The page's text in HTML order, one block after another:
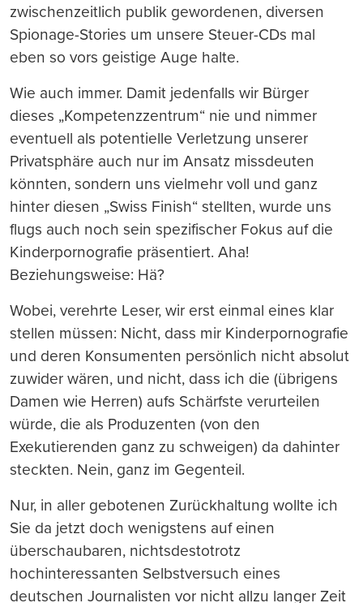
zwischenzeitlich publik gewordenen, diversen
Spionage-Stories um unsere Steuer-CDs mal
eben so vors geistige Auge halte.
Wie auch immer. Damit jedenfalls wir Bürger
dieses „Kompetenzzentrum“ nie und nimmer
eventuell als potentielle Verletzung unserer
Privatsphäre auch nur im Ansatz missdeuten
könnten, sondern uns vielmehr voll und ganz
hinter diesen „Swiss Finish“ stellten, wurde uns
flugs auch noch sein spezifischer Fokus auf die
Kinderpornografie präsentiert. Aha!
Beziehungsweise: Hä?
Wobei, verehrte Leser, wir erst einmal eines klar
stellen müssen: Nicht, dass mir Kinderpornografie
und deren Konsumenten persönlich nicht absolut
zuwider wären, und nicht, dass ich die (übrigens
Damen wie Herren) aufs Schärfste verurteilen
würde, die als Produzenten (von den
Exekutierenden ganz zu schweigen) da dahinter
steckten. Nein, ganz im Gegenteil.
Nur, in aller gebotenen Zurückhaltung wollte ich
Sie da jetzt doch wenigstens auf einen
überschaubaren, nichtsdestotrotz
hochinteressanten Selbstversuch eines
deutschen Journalisten vor nicht allzu langer Zeit